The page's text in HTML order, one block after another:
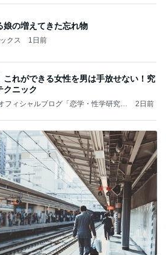
娘の増えてきた忘れ物
クス 1日前
これができる女性を男は手放せない！究
クニック
フィシャルブログ「恋学・性学研究
2日前